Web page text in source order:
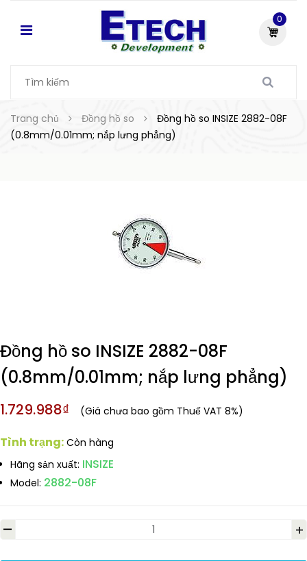
0
Trang chủ Đồng hồ so
Đồng hồ so INSIZE 2882-08F
(0.8mm/0.01mm; nắp lưng phẳng)
Đồng hồ so INSIZE 2882-08F
(0.8mm/0.01mm; nắp lưng phẳng)
1.729.988₫ (Giá chưa bao gồm Thuế VAT 8%)
Tình trạng: Còn hàng
Hãng sản xuất: INSIZE
Model: 2882-08F
- +